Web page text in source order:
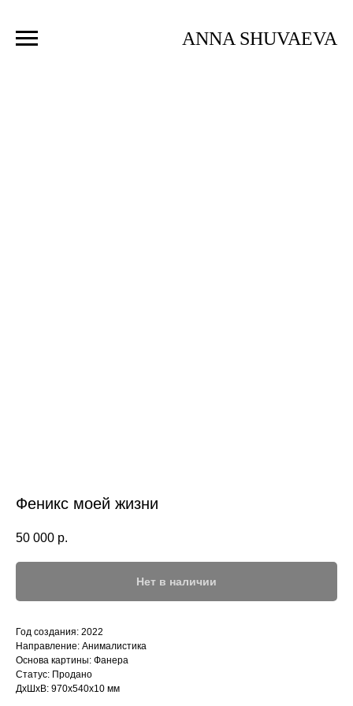
ANNA SHUVAEVA
Феникс моей жизни
50 000 р.
Нет в наличии
Год создания: 2022
Направление: Анималистика
Основа картины: Фанера
Статус: Продано
ДxШxВ: 970x540x10 мм